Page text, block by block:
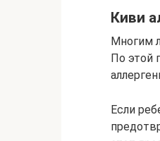
Киви
Многим
По этой
Если